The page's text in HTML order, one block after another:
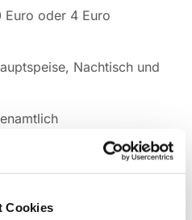
Cookies
Euro oder 4 Euro
Nachtisch und